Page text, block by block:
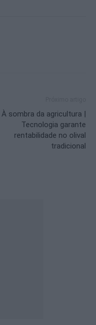
À sombra da agricultura |
Tecnologia garante
rentabilidade no olival
tradicional